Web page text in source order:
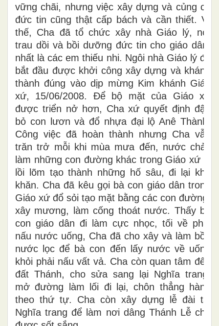
vững chãi, nhưng việc xây dựng và củng cố
đức tin cũng thật cấp bách và cần thiết. Vì
thế, Cha đã tổ chức xây nhà Giáo lý, nơi
trau dồi và bồi dưỡng đức tin cho giáo dân,
nhất là các em thiếu nhi. Ngôi nhà Giáo lý đã
bắt đầu được khởi công xây dựng và khánh
thành đúng vào dịp mừng Kim khánh Giáo
xứ, 15/06/2008. Để bộ mặt của Giáo xứ
được triển nở hơn, Cha xứ quyết định đập
bỏ con lươn và đổ nhựa đại lộ Anê Thành.
Công việc đã hoàn thành nhưng Cha vẫn
trăn trở mỗi khi mùa mưa đến, nước chảy
làm những con đường khác trong Giáo xứ bị
lồi lõm tạo thành những hố sâu, đi lại khó
khăn. Cha đã kêu gọi bà con giáo dân trong
Giáo xứ đổ sỏi tạo mặt bằng các con đường,
xây mương, làm cống thoát nước. Thấy bà
con giáo dân đi làm cực nhọc, tối về phải
nấu nước uống, Cha đã cho xây và làm bồn
nước lọc để bà con đến lấy nước về uống
khỏi phải nấu vất vả. Cha còn quan tâm đến
đất Thánh, cho sửa sang lại Nghĩa trang,
mở đường làm lối đi lại, chôn thẳng hàng
theo thứ tự. Cha còn xây dựng lễ đài tại
Nghĩa trang để làm nơi dâng Thánh Lễ cho